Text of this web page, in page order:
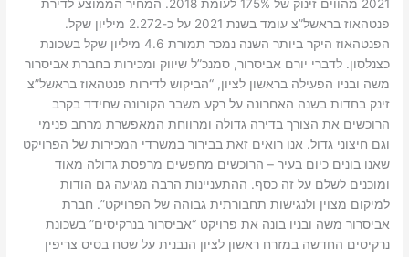
2021 מהווים זינוק של 175% לעומת 2018. המחיר הממוצע לדירת
פנטהאוז בראשל”צ עומד בשנת 2021 על כ-2.272 מיליון שקל.
הפנטהאוז היקר ביותר השנה נמכר תמורת 4.6 מיליון שקל בשכונת
כצנלסון. לדברי יורם אביסרור, סמנכ”ל שיווק ומכירות בחברת אביסרור
משה ובניו הפעילה בראשון לציון, “הביקוש לדירות פנטהאוז בראשל”צ
זינק בחדות בשנה האחרונה על רקע משבר הקורונה שחידד בקרב
הרוכשים את הצורך בדירה גדולה ומרווחת המאפשרת מרחב פנימי
וגם חיצוני גדול. אנו רואים זאת בבירור במשרדי המכירות של הפרויקט
שאנו בונים כיום בעיר – הרוכשים מחפשים מרפסת גדולה מאוד
ומוכנים לשלם על זה כסף. ההתעניינות הרבה מגיעה גם הודות
למיקום מצוין ולנגישות תחבורתית גבוהה של הפרויקט”. חברת
אביסרור משה ובניו בונה את פרויקט “אביסרור בנרקיסים” בשכונת
נרקיסים החדשה במזרח ראשון לציון הנבנית על שטח בסיס צריפין